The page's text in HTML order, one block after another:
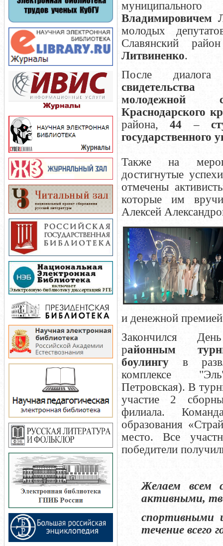
Владимировичем
молодых
Славянский
Литвиненко.
После
молодежной
Краснодарского
района,44–
государственного
Также на
достигнутые
отмечены
которые им
Алексей
и денежной
Закончился
районным
боулингу в
комплексе
Петровская). В
участие 2
филиала.
образования
место. Все
победители
Желаем всем
активными,
спортивными
течение всего